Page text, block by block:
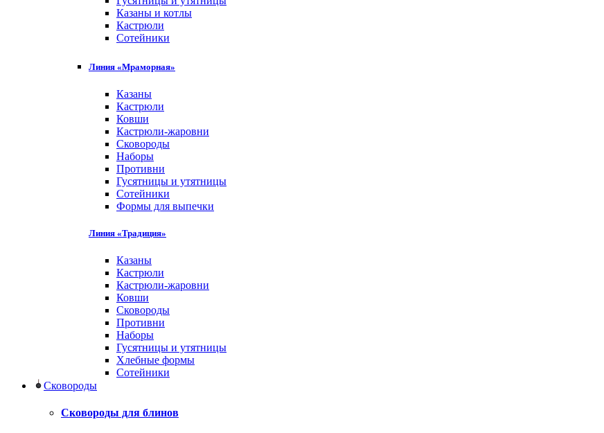
Казаны и котлы
Кастрюли
Сотейники
Линия «Мраморная»
Казаны
Кастрюли
Ковши
Кастрюли-жаровни
Сковороды
Наборы
Противни
Гусятницы и утятницы
Сотейники
Формы для выпечки
Линия «Традиция»
Казаны
Кастрюли
Кастрюли-жаровни
Ковши
Сковороды
Противни
Наборы
Гусятницы и утятницы
Хлебные формы
Сотейники
Сковороды
Сковороды для блинов